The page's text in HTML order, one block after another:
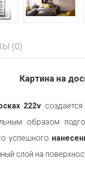
(0)
Картина на
222v
образом
успешного
слой на